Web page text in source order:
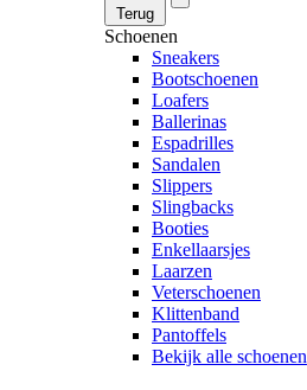
Terug
Schoenen
Sneakers
Bootschoenen
Loafers
Ballerinas
Espadrilles
Sandalen
Slippers
Slingbacks
Booties
Enkellaarsjes
Laarzen
Veterschoenen
Klittenband
Pantoffels
Bekijk alle schoenen